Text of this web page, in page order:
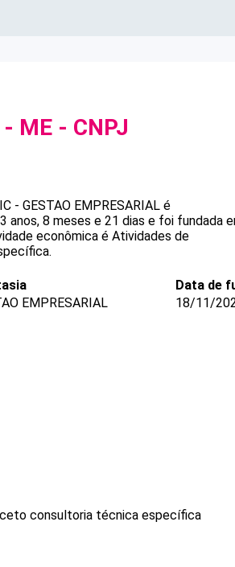
- ME - CNPJ
- GESTAO EMPRESARIAL é
anos, 8 meses e 21 dias e foi fundada
econômica é Atividades de
EMPRESARIAL
Data de
18/11/
consultoria técnica específica